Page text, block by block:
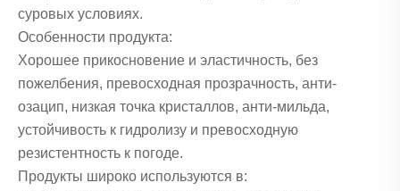
суровых условиях.
Особенности продукта:
Хорошее прикосновение и эластичность, без
пожелбения, превосходная прозрачность, анти-
озацип, низкая точка кристаллов, анти-мильда,
устойчивость к гидролизу и превосходную
резистентность к погоде.
Продукты широко используются в: